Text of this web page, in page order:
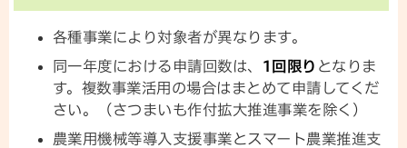
各種事業により対象者が異なります。
同一年度における申請回数は、 1回限り となりま
す。複数事業活用の場合はまとめて申請してくだ
さい。（さつまいも作付拡大推進事業を除く）
農業用機械等導入支援事業とスマート農業推進支